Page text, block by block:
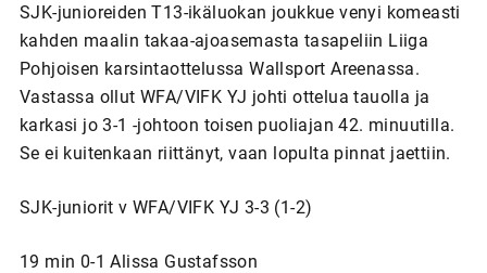
SJK-junioreiden T13-ikäluokan joukkue venyi komeasti
kahden maalin takaa-ajoasemasta tasapeliin Liiga
Pohjoisen karsintaottelussa Wallsport Areenassa.
Vastassa ollut WFA/VIFK YJ johti ottelua tauolla ja
karkasi jo 3-1 -johtoon toisen puoliajan 42. minuutilla.
Se ei kuitenkaan riittänyt, vaan lopulta pinnat jaettiin.
SJK-juniorit v WFA/VIFK YJ 3-3 (1-2)
19 min 0-1 Alissa Gustafsson